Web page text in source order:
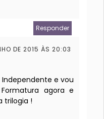
Responder
DE 2015 ÀS 20:03
Independente e vou
agora e
trilogia !